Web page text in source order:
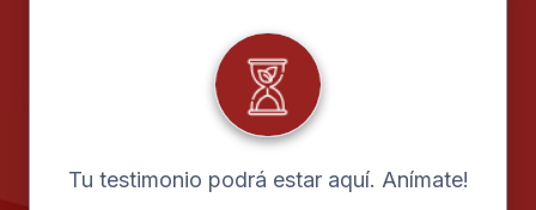
Tu testimonio podrá estar aquí. Anímate!